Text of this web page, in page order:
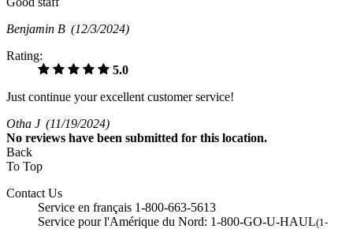
Benjamin B (12/3/2024)
Rating:
5.0
Just continue your excellent customer service!
Otha J (11/19/2024)
No reviews have been submitted for this location.
Back
To Top
Contact Us
Service en français 1-800-663-5613
Service pour l'Amérique du Nord: 1-800-GO-U-HAUL(1-